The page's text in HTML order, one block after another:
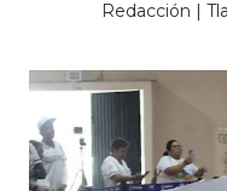
Redacción |